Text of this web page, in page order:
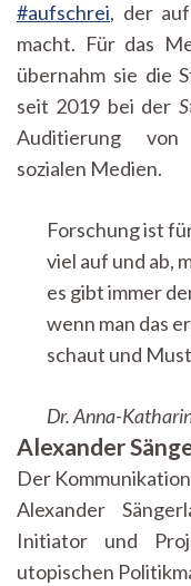
#aufschrei, der
macht. Für das
übernahm sie die
seit 2019 bei der
Auditierung von
sozialen Medien.
Forschung ist
viel auf und ab,
es gibt immer
wenn man das
schaut und
Dr. Anna-
Alexander
Der
Alexander
Initiator und
utopischen